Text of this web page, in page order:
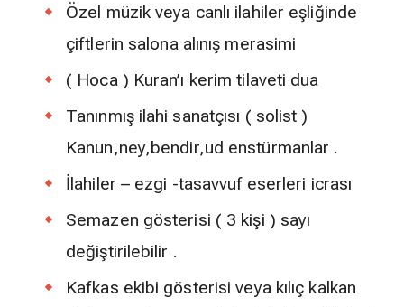
Özel müzik veya canlı ilahiler eşliğinde
çiftlerin salona alınış merasimi
( Hoca ) Kuran’ı kerim tilaveti dua
Tanınmış ilahi sanatçısı ( solist )
Kanun,ney,bendir,ud enstürmanlar .
İlahiler – ezgi -tasavvuf eserleri icrası
Semazen gösterisi ( 3 kişi ) sayı
değiştirilebilir .
Kafkas ekibi gösterisi veya kılıç kalkan